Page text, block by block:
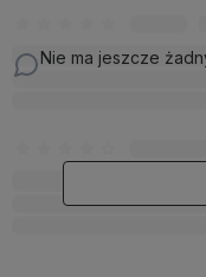
Nie ma jeszcze